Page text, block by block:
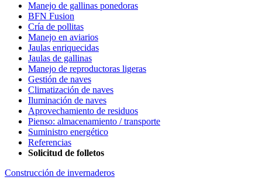
Manejo de gallinas ponedoras
BFN Fusion
Cría de pollitas
Manejo en aviarios
Jaulas enriquecidas
Jaulas de gallinas
Manejo de reproductoras ligeras
Gestión de naves
Climatización de naves
Iluminación de naves
Aprovechamiento de residuos
Pienso: almacenamiento / transporte
Suministro energético
Referencias
Solicitud de folletos
Construcción de invernaderos